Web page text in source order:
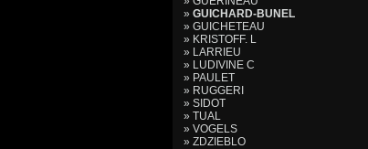
» GUICHARD-BUNEL
» GUICHETEAU
» KRISTOFF. L
» LARRIEU
» LUDIVINE C
» PAULET
» RUGGERI
» SIDOT
» TUAL
» VOGELS
» ZDZIEBLO